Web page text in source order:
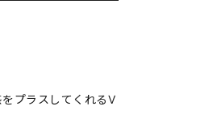
プラスしてくれるV